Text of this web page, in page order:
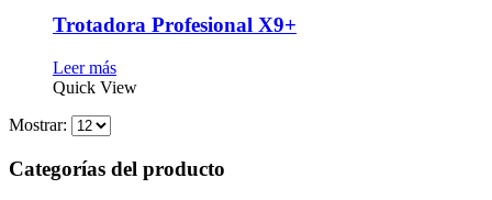
Trotadora Profesional X9+
Leer más
Quick View
Mostrar:
Categorías del producto